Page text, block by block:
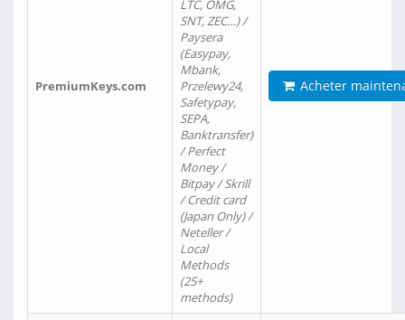
PremiumKeys.com
LTC, OMG,
SNT, ZEC…) /
Paysera
(Easypay,
Mbank,
Przelewy24,
Safetypay,
SEPA,
Banktransfer)
/ Perfect
Money /
Bitpay / Skrill
/ Credit card
(Japan Only) /
Neteller /
Local
Methods
(25+
methods)
Acheter